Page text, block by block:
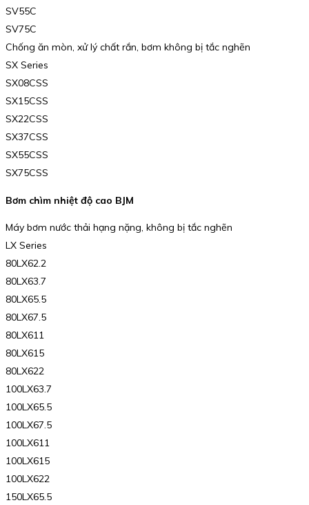
SV55C
SV75C
Chống ăn mòn, xử lý chất rắn, bơm không bị tắc nghẽn
SX Series
SX08CSS
SX15CSS
SX22CSS
SX37CSS
SX55CSS
SX75CSS
Bơm chìm nhiệt độ cao BJM
Máy bơm nước thải hạng nặng, không bị tắc nghẽn
LX Series
80LX62.2
80LX63.7
80LX65.5
80LX67.5
80LX611
80LX615
80LX622
100LX63.7
100LX65.5
100LX67.5
100LX611
100LX615
100LX622
150LX65.5